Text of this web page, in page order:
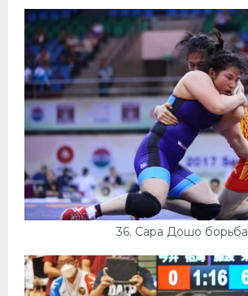
36. Сара Дошо борьба